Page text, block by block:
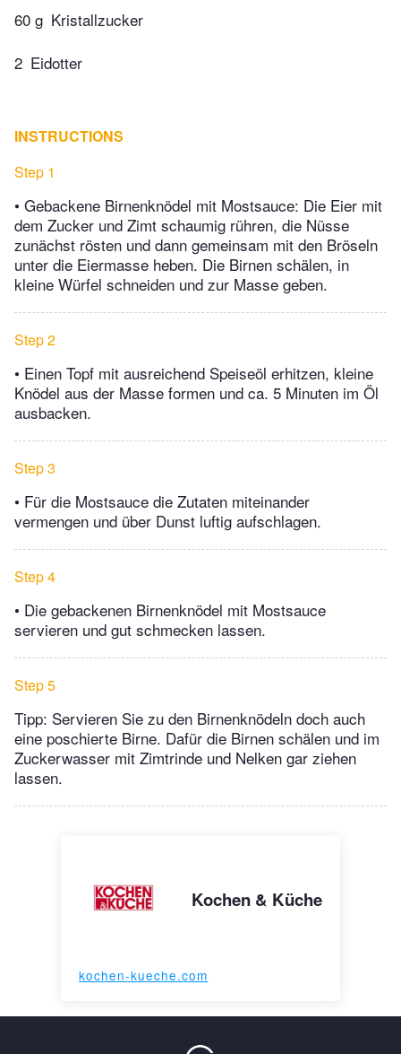
60 g Kristallzucker
2 Eidotter
INSTRUCTIONS
Step 1
• Gebackene Birnenknödel mit Mostsauce: Die Eier mit
dem Zucker und Zimt schaumig rühren, die Nüsse
zunächst rösten und dann gemeinsam mit den Bröseln
unter die Eiermasse heben. Die Birnen schälen, in
kleine Würfel schneiden und zur Masse geben.
Step 2
• Einen Topf mit ausreichend Speiseöl erhitzen, kleine
Knödel aus der Masse formen und ca. 5 Minuten im Öl
ausbacken.
Step 3
• Für die Mostsauce die Zutaten miteinander
vermengen und über Dunst luftig aufschlagen.
Step 4
• Die gebackenen Birnenknödel mit Mostsauce
servieren und gut schmecken lassen.
Step 5
Tipp: Servieren Sie zu den Birnenknödeln doch auch
eine poschierte Birne. Dafür die Birnen schälen und im
Zuckerwasser mit Zimtrinde und Nelken gar ziehen
lassen.
Kochen & Küche
kochen-kueche.com